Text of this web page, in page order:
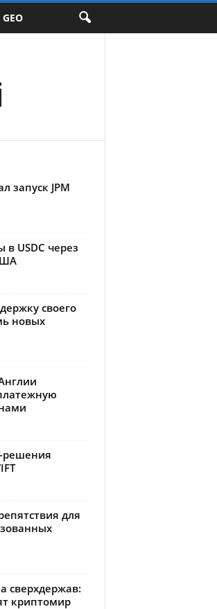
GEO
запуск JPM
в USDC через
своего
новых
решения
для
сверхдержав:
криптомир